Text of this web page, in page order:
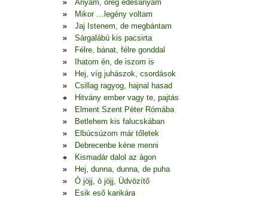
Anyám, öreg édesanyám
Mikor …legény voltam
Jaj Istenem, de megbántam
Sárgalábú kis pacsirta
Félre, bánat, félre gonddal
Ihatom én, de iszom is
Hej, víg juhászok, csordások
Csillag ragyog, hajnal hasad
Hitvány ember vagy te, pajtás
Elment Szent Péter Rómába
Betlehem kis falucskában
Elbúcsúzom már tőletek
Debrecenbe kéne menni
Kismadár dalol az ágon
Hej, dunna, dunna, de puha
Ó jöjj, ó jöjj, Üdvözítő
Esik eső karikára